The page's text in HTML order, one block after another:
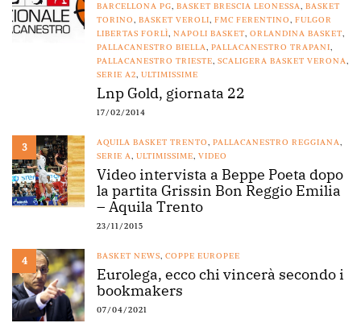
BARCELLONA PG, BASKET BRESCIA LEONESSA, BASKET
TORINO, BASKET VEROLI, FMC FERENTINO, FULGOR
LIBERTAS FORLÌ, NAPOLI BASKET, ORLANDINA BASKET,
PALLACANESTRO BIELLA, PALLACANESTRO TRAPANI,
PALLACANESTRO TRIESTE, SCALIGERA BASKET VERONA,
SERIE A2, ULTIMISSIME
Lnp Gold, giornata 22
17/02/2014
3 AQUILA BASKET TRENTO, PALLACANESTRO REGGIANA,
SERIE A, ULTIMISSIME, VIDEO
Video intervista a Beppe Poeta dopo
la partita Grissin Bon Reggio Emilia
– Aquila Trento
23/11/2015
4 BASKET NEWS, COPPE EUROPEE
Eurolega, ecco chi vincerà secondo i
bookmakers
07/04/2021